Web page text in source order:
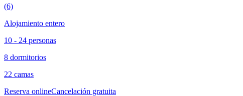
(6)
Alojamiento entero
10 - 24 personas
8 dormitorios
22 camas
Reserva onlineCancelación gratuita